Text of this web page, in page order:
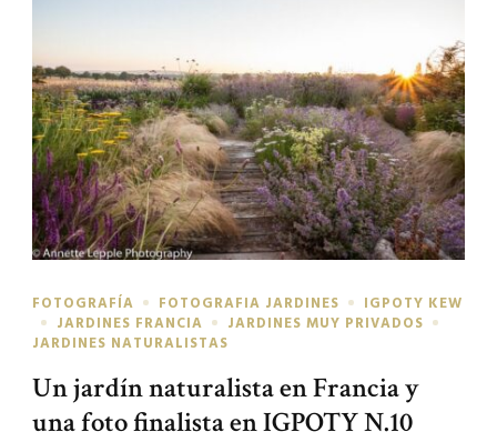
FOTOGRAFÍA FOTOGRAFIA JARDINES
IGPOTY KEW
JARDINES FRANCIA
JARDINES MUY PRIVADOS
JARDINES NATURALISTAS
Un jardín naturalista en Francia y
una foto finalista en IGPOTY N.10